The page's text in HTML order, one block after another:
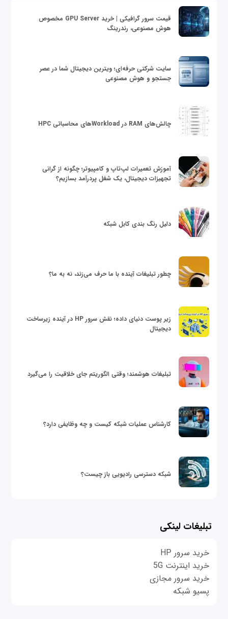
قیمت سرور گرافیکی | خرید GPU Server مخصوص
هوش مصنوعی، رندرینگ
سایت شرکتی حرفه‌ای؛ ویترین دیجیتال شما در عصر
جستجو و هوش مصنوعی
چالش‌های RAM در Workloadهای محاسباتی HPC
آموزش تعمیرات لپ‌تاپ و کامپیوتر؛ چگونه از گرانی
تجهیزات دیجیتال، یک شغل پردرآمد بسازیم؟
دلیل رنگ بندی کابل شبکه
چطور تبلیغات آینده با ما حرف می‌زند، نه به ما؟
زیر پوست دنیای داده؛ نقش سرور HP در آینده زیرساخت
دیجیتال
تبلیغات هوشمند؛ وقتی الگوریتم جای خلاقیت را می‌گیرد
کارشناس عملیات شبکه کیست و چه وظایفی دارد؟
شبکه دسترسی رادیویی باز چیست؟
تبلیغات لینکی
خرید سرور HP
خرید اینترنت 5G
خرید سرور مجازی
پسیو شبکه